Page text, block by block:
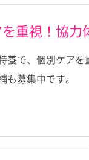
重視！協力
養で、個別ケア
も募集中です。